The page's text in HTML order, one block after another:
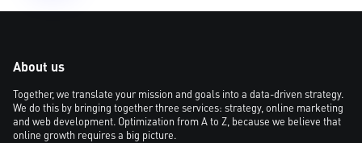
About us
Together, we translate your mission and goals into a data-driven strategy.
We do this by bringing together three services: strategy, online marketing
and web development. Optimization from A to Z, because we believe that
online growth requires a big picture.